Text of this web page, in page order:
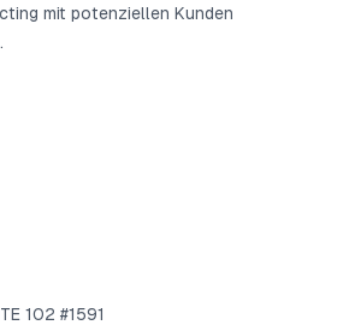
mit potenziellen Kunden
102 #1591